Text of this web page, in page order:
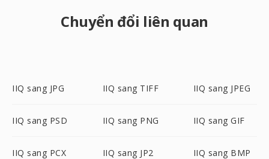
Chuyển đổi liên quan
IIQ sang JPG IIQ sang TIFF IIQ sang JPEG
IIQ sang PSD IIQ sang PNG IIQ sang GIF
IIQ sang PCX IIQ sang JP2 IIQ sang BMP